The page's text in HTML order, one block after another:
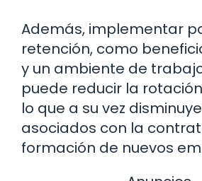
Además, implementar
retención, como
y un ambiente de
puede reducir la
lo que a su vez
asociados con la
formación de nuevos